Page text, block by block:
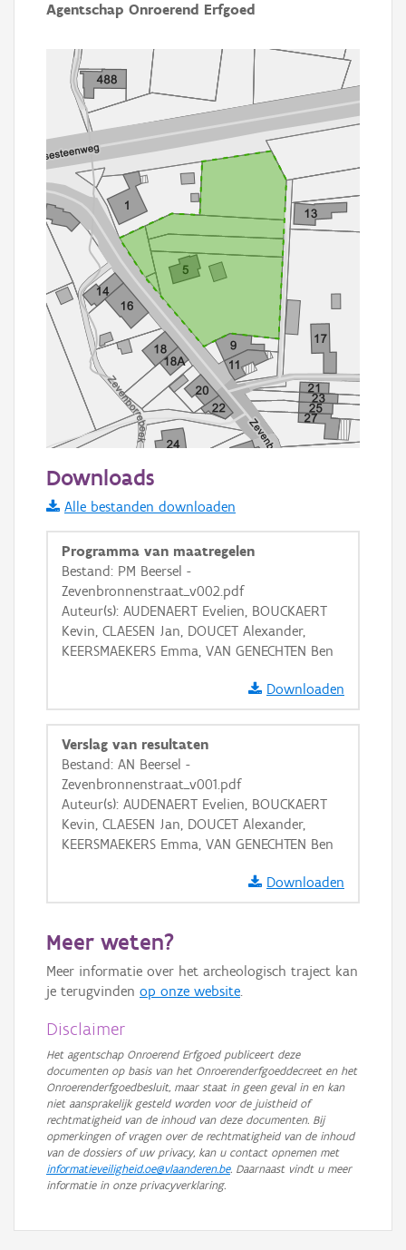
Agentschap Onroerend Erfgoed
Informatie Vlaanderen
i
+ −
Basis Lagen
OSM-Basiskaart
Ortho
GRB-Basiskaart
Downloads
Alle bestanden downloaden
Programma van maatregelen
Bestand: PM Beersel -
Zevenbronnenstraat_v002.pdf
Auteur(s): AUDENAERT Evelien, BOUCKAERT
Kevin, CLAESEN Jan, DOUCET Alexander,
KEERSMAEKERS Emma, VAN GENECHTEN Ben
Downloaden
Verslag van resultaten
Bestand: AN Beersel -
Zevenbronnenstraat_v001.pdf
Auteur(s): AUDENAERT Evelien, BOUCKAERT
Kevin, CLAESEN Jan, DOUCET Alexander,
KEERSMAEKERS Emma, VAN GENECHTEN Ben
Downloaden
Meer weten?
Meer informatie over het archeologisch traject kan
je terugvinden op onze website.
Disclaimer
Het agentschap Onroerend Erfgoed publiceert deze
documenten op basis van het Onroerenderfgoeddecreet en het
Onroerenderfgoedbesluit, maar staat in geen geval in en kan
niet aansprakelijk gesteld worden voor de juistheid of
rechtmatigheid van de inhoud van deze documenten. Bij
opmerkingen of vragen over de rechtmatigheid van de inhoud
van de dossiers of uw privacy, kan u contact opnemen met
informatieveiligheid.oe@vlaanderen.be. Daarnaast vindt u meer
informatie in onze privacyverklaring.